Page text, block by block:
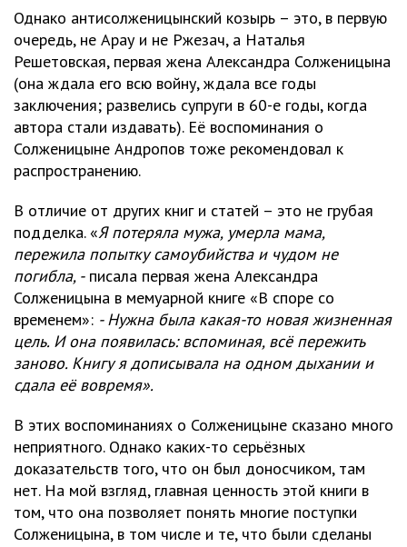
Однако антисолженицынский козырь – это, в первую
очередь, не Арау и не Ржезач, а Наталья
Решетовская, первая жена Александра Солженицына
(она ждала его всю войну, ждала все годы
заключения; развелись супруги в 60-е годы, когда
автора стали издавать). Её воспоминания о
Солженицыне Андропов тоже рекомендовал к
распространению.
В отличие от других книг и статей – это не грубая
подделка. «Я потеряла мужа, умерла мама,
пережила попытку самоубийства и чудом не
погибла, -писала первая жена Александра
Солженицына в мемуарной книге «В споре со
временем»: - Нужна была какая-то новая жизненная
цель. И она появилась: вспоминая, всё пережить
заново. Книгу я дописывала на одном дыхании и
сдала её вовремя».
В этих воспоминаниях о Солженицыне сказано много
неприятного. Однако каких-то серьёзных
доказательств того, что он был доносчиком, там
нет. На мой взгляд, главная ценность этой книги в
том, что она позволяет понять многие поступки
Солженицына, в том числе и те, что были сделаны